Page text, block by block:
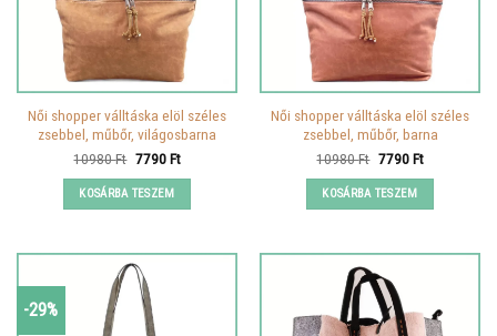
Női shopper válltáska elöl széles
zsebbel, műbőr, világosbarna
10980Ft Original
was:
10980 Ft.
7790FtCurrent
KOSÁRBA TESZEM
Női shopper válltáska elöl széles
zsebbel, műbőr, barna
10980Ft Original
was:
10980 Ft.
7790FtCurrent
KOSÁRBA TESZEM
-29%